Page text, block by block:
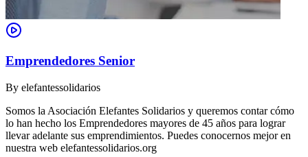
Emprendedores Senior
By elefantessolidarios
Somos la Asociación Elefantes Solidarios y queremos contar cómo
lo han hecho los Emprendedores mayores de 45 años para lograr
llevar adelante sus emprendimientos. Puedes conocernos mejor en
nuestra web elefantessolidarios.org